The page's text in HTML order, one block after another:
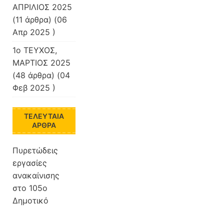
ΑΠΡΙΛΙΟΣ 2025
(11 άρθρα) (06
Απρ 2025 )
1ο ΤΕΥΧΟΣ,
ΜΑΡΤΙΟΣ 2025
(48 άρθρα) (04
Φεβ 2025 )
ΤΕΛΕΥΤΑΊΑ
ΆΡΘΡΑ
Πυρετώδεις
εργασίες
ανακαίνισης
στο 105ο
Δημοτικό